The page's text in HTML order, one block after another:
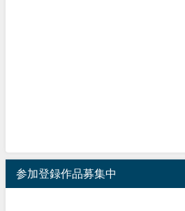
参加登録作品募集中